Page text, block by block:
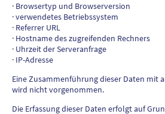
· Browsertyp und Browserversion
· verwendetes Betriebssystem
· Referrer URL
· Hostname des zugreifenden Rechners
· Uhrzeit der Serveranfrage
· IP-Adresse
Eine Zusammenführung dieser Daten mit
wird nicht vorgenommen.
Die Erfassung dieser Daten erfolgt auf